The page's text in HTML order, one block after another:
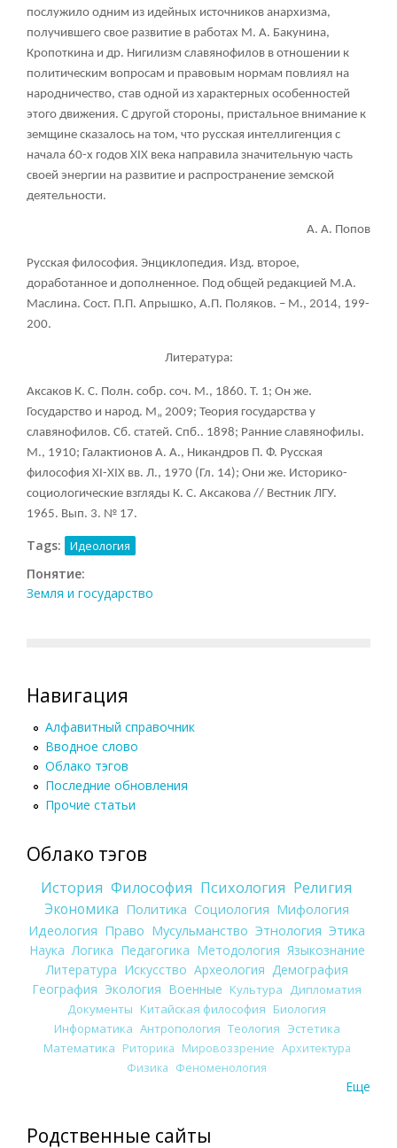
послужило одним из идейных источников анархизма,
получившего свое развитие в работах М. А. Бакунина,
Кропоткина и др. Нигилизм славянофилов в отношении к
политическим вопросам и правовым нормам повлиял на
народничество, став одной из характерных особенностей
этого движения. С другой стороны, пристальное внимание к
земщине сказалось на том, что русская интеллигенция с
начала 60-х годов XIX века направила значительную часть
своей энергии на развитие и распространение земской
деятельности.
А. А. Попов
Русская философия. Энциклопедия. Изд. второе,
доработанное и дополненное. Под общей редакцией М.А.
Маслина. Сост. П.П. Апрышко, А.П. Поляков. – М., 2014, 199-
200.
Литература:
Аксаков К. С. Полн. собр. соч. М., 1860. Т. 1; Он же.
Государство и народ. М„ 2009; Теория государства у
славянофилов. Сб. статей. Спб.. 1898; Ранние славянофилы.
М., 1910; Галактионов А. А., Никандров П. Ф. Русская
философия XI-XIX вв. Л., 1970 (Гл. 14); Они же. Историко-
социологические взгляды К. С. Аксакова // Вестник ЛГУ.
1965. Вып. 3. № 17.
Tags: Идеология
Понятие:
Земля и государство
Навигация
Алфавитный справочник
Вводное слово
Облако тэгов
Последние обновления
Прочие статьи
Облако тэгов
История Философия Психология Религия
Экономика Политика Социология Мифология
Идеология Право Мусульманство Этнология Этика
Наука Логика Педагогика Методология Языкознание
Литература Искусство Археология Демография
География Экология Военные Культура
Дипломатия
Документы Китайская философия Биология
Информатика Антропология Теология Эстетика
Математика Риторика Мировоззрение Архитектура
Физика Феноменология
Еще
Родственные сайты